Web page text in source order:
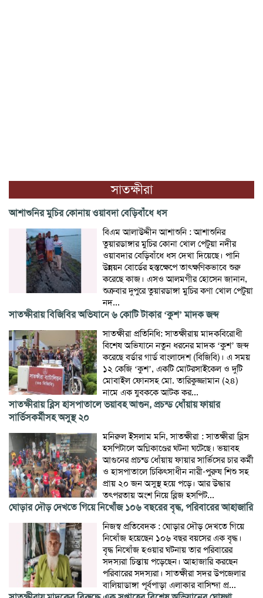
সাতক্ষীরা
আশাশুনির মুচির কোনায় ওয়াবদা বেড়িবাঁধে ধস
বিএম আলাউদ্দীন আশাশুনি : আশাশুনির
তুয়ারডাঙ্গার মুচির কোনা খোল পেটুয়া নদীর
ওয়াবদার বেড়িবাঁধে ধস দেখা দিয়েছে। পানি
উন্নয়ন বোর্ডের হস্তক্ষেপে তাৎক্ষণিকভাবে শুরু
করেছে কাজ। এসও আলমগীর হোসেন জানান,
শুক্রবার দুপুরে তুয়ারডাঙ্গা মুচির কণা খোল পেটুয়া
নদ...
সাতক্ষীরায় বিজিবির অভিযানে ৬ কোটি টাকার ‘কুশ’ মাদক জব্দ
সাতক্ষীরা প্রতিনিধি: সাতক্ষীরায় মাদকবিরোধী
বিশেষ অভিযানে নতুন ধরনের মাদক ‘কুশ’ জব্দ
করেছে বর্ডার গার্ড বাংলাদেশ (বিজিবি)। এ সময়
১২ কেজি ‘কুশ’, একটি মোটরসাইকেল ও দুটি
মোবাইল ফোনসহ মো. তারিকুজ্জামান (২৪)
নামে এক যুবককে আটক কর...
সাতক্ষীরায় ব্লিস হাসপাতালে ভয়াবহ আগুন, প্রচন্ড ধোঁয়ায় ফায়ার
সার্ভিসকর্মীসহ অসুস্থ ২০
মনিরুল ইসলাম মনি, সাতক্ষীরা : সাতক্ষীরা ব্লিস
হসপিটালে অগ্নিকাণ্ডের ঘটনা ঘটেছে। ভয়াবহ
আগুনের প্রচন্ড ধোঁয়ায় ফায়ার সার্ভিসের চার কর্মী
ও হাসপাতালে চিকিৎসাধীন নারী-পুরুষ শিশু সহ
প্রায় ২০ জন অসুস্থ হয়ে পড়ে। আর উদ্ধার
তৎপরতায় অংশ নিয়ে ব্লিজ হসপিট...
ঘোড়ার দৌড় দেখতে গিয়ে নিখোঁজ ১০৬ বছরের বৃদ্ধ, পরিবারের আহাজারি
নিজস্ব প্রতিবেদক : ঘোড়ার দৌড় দেখতে গিয়ে
নিখোঁজ হয়েছেন ১০৬ বছর বয়সের এক বৃদ্ধ।
বৃদ্ধ নিখোঁজ হওয়ার ঘটনায় তার পরিবারের
সদস্যরা চিন্তায় পড়েছেন। আহাজারি করছেন
পরিবারের সদস্যরা। সাতক্ষীরা সদর উপজেলার
বালিয়াডাঙ্গা পূর্বপাড়া এলাকার বাসিন্দা প্র...